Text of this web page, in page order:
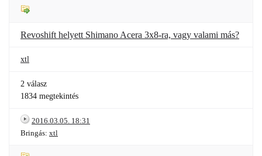
Revoshift helyett Shimano Acera 3x8-ra, vagy valami más?
xtl
2 válasz
1834 megtekintés
2016.03.05. 18:31
Bringás: xtl